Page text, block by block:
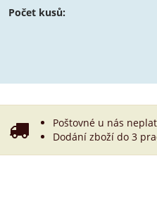
Počet kusů:
Poštovné u nás
Dodání zboží do 3